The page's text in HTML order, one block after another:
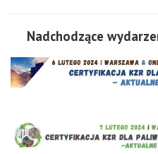
Nadchodzące